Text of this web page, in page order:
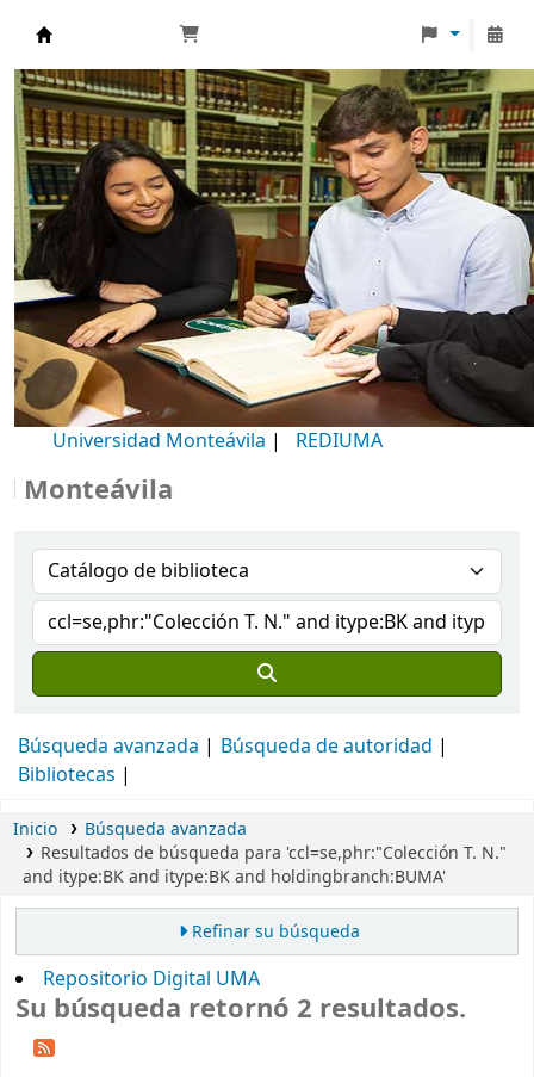
Biblioteca Universidad Monteávila
Universidad Monteávila | REDIUMA
Búsqueda avanzada
Búsqueda de autoridad
Bibliotecas
Inicio
Búsqueda avanzada
Resultados de búsqueda para 'ccl=se,phr:"Colección T. N."
and itype:BK and itype:BK and holdingbranch:BUMA'
Refinar su búsqueda
Repositorio Digital UMA
Su búsqueda retornó 2 resultados.